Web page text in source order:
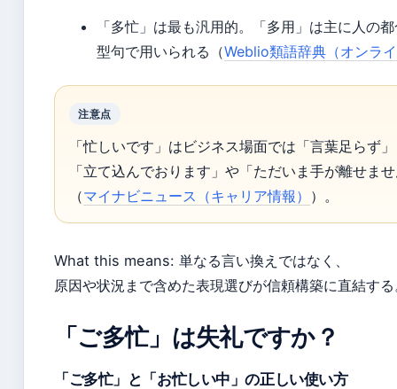
「多忙」は最も汎用的。「多用」は主に人の
型句で用いられる（Weblio類語辞典（オンラ
注意点
「忙しいです」はビジネス場面では「言葉足らず
「立て込んでおります」や「ただいま手が離せま
（マイナビニュース（キャリア情報） ）。
What this means: 単なる言い換えではなく、
原因や状況まで含めた表現選びが信頼構築に直結す
「ご多忙」は失礼ですか？
「ご多忙」と「お忙しい中」の正しい使い方